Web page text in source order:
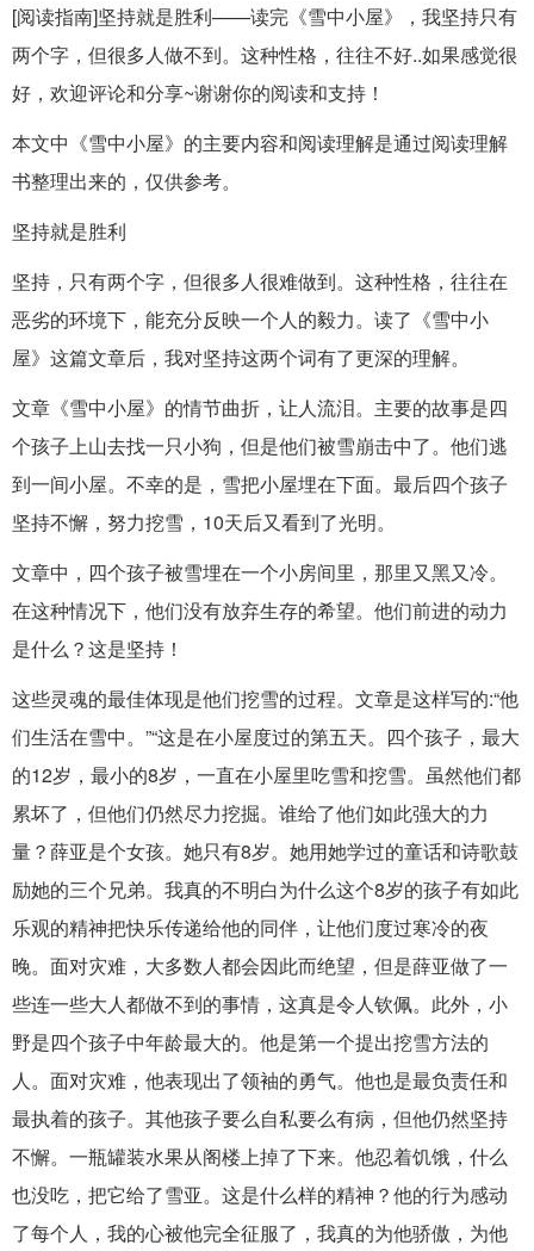
[阅读指南]坚持就是胜利——读完《雪中小屋》，我坚持只有
两个字，但很多人做不到。这种性格，往往不好..如果感觉很
好，欢迎评论和分享~谢谢你的阅读和支持！
本文中《雪中小屋》的主要内容和阅读理解是通过阅读理解
书整理出来的，仅供参考。
坚持就是胜利
坚持，只有两个字，但很多人很难做到。这种性格，往往在
恶劣的环境下，能充分反映一个人的毅力。读了《雪中小
屋》这篇文章后，我对坚持这两个词有了更深的理解。
文章《雪中小屋》的情节曲折，让人流泪。主要的故事是四
个孩子上山去找一只小狗，但是他们被雪崩击中了。他们逃
到一间小屋。不幸的是，雪把小屋埋在下面。最后四个孩子
坚持不懈，努力挖雪，10天后又看到了光明。
文章中，四个孩子被雪埋在一个小房间里，那里又黑又冷。
在这种情况下，他们没有放弃生存的希望。他们前进的动力
是什么？这是坚持！
这些灵魂的最佳体现是他们挖雪的过程。文章是这样写的:“他
们生活在雪中。”“这是在小屋度过的第五天。四个孩子，最大
的12岁，最小的8岁，一直在小屋里吃雪和挖雪。虽然他们都
累坏了，但他们仍然尽力挖掘。谁给了他们如此强大的力
量？薛亚是个女孩。她只有8岁。她用她学过的童话和诗歌鼓
励她的三个兄弟。我真的不明白为什么这个8岁的孩子有如此
乐观的精神把快乐传递给他的同伴，让他们度过寒冷的夜
晚。面对灾难，大多数人都会因此而绝望，但是薛亚做了一
些连一些大人都做不到的事情，这真是令人钦佩。此外，小
野是四个孩子中年龄最大的。他是第一个提出挖雪方法的
人。面对灾难，他表现出了领袖的勇气。他也是最负责任和
最执着的孩子。其他孩子要么自私要么有病，但他仍然坚持
不懈。一瓶罐装水果从阁楼上掉了下来。他忍着饥饿，什么
也没吃，把它给了雪亚。这是什么样的精神？他的行为感动
了每个人，我的心被他完全征服了，我真的为他骄傲，为他